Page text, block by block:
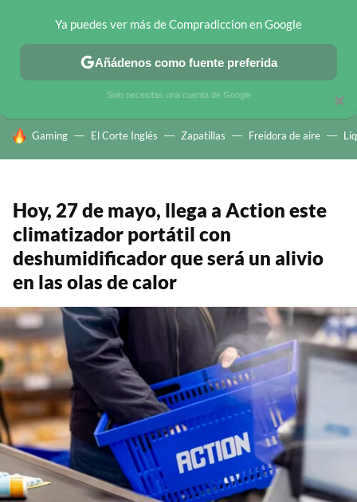
CHOLLOS TELEGRAM OFERTAS EN MÓVILES OFERTAS EN
HOY SE HABLA DE
Gaming El Corte Inglés Zapatillas Freidora de aire
Hoy, 27 de mayo, llega a Action este
climatizador portátil con
deshumidificador que será un alivio
en las olas de calor
×
Ya puedes ver más de Compradiccion en Google
Añádenos como fuente preferida
Solo necesitas una cuenta de Google